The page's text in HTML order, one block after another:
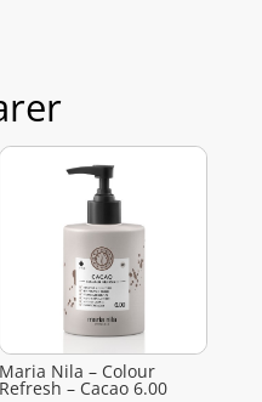
Maria Nila – Colour
Refresh – Cacao 6.00